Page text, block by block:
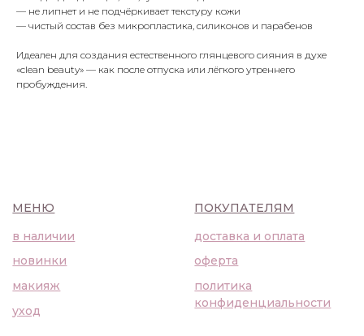
— не липнет и не подчёркивает текстуру кожи
— чистый состав без микропластика, силиконов и парабенов
Идеален для создания естественного глянцевого сияния в духе
«clean beauty» — как после отпуска или лёгкого утреннего
пробуждения.
WhatsApp info@bbbeautybuyer.com
контакты